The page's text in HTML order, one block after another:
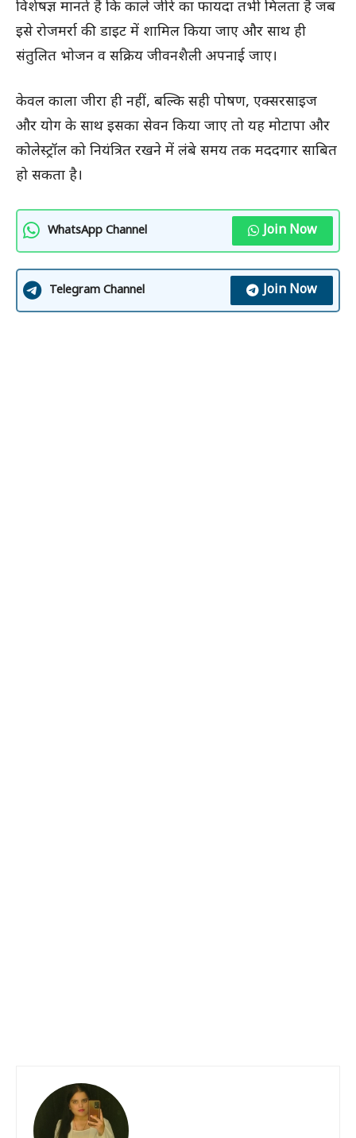
विशेषज्ञ मानते हैं कि काले जीरे का फायदा तभी मिलता है जब
इसे रोजमर्रा की डाइट में शामिल किया जाए और साथ ही
संतुलित भोजन व सक्रिय जीवनशैली अपनाई जाए।
केवल काला जीरा ही नहीं, बल्कि सही पोषण, एक्सरसाइज
और योग के साथ इसका सेवन किया जाए तो यह मोटापा और
कोलेस्ट्रॉल को नियंत्रित रखने में लंबे समय तक मददगार साबित
हो सकता है।
WhatsApp Channel Join Now
Telegram Channel Join Now